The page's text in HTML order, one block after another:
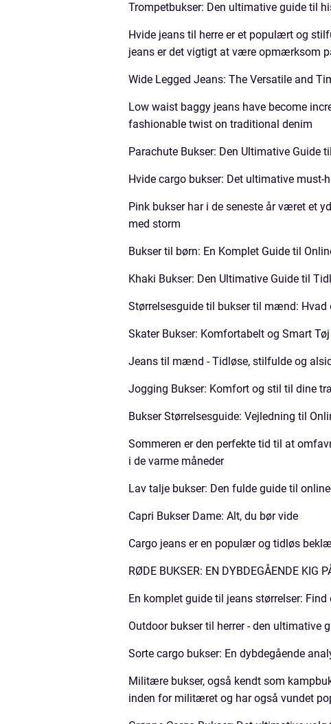
Trompetbukser: Den ultimative guide til
Hvide jeans til herre er et populært og
jeans er det vigtigt at være opmærksom
Wide Legged Jeans: The Versatile and
Low waist baggy jeans have become
fashionable twist on traditional denim
Parachute Bukser: Den Ultimative Guide
Hvide cargo bukser: Det ultimative must-
Pink bukser har i de seneste år været et
med storm
Bukser til børn: En Komplet Guide til
Khaki Bukser: Den Ultimative Guide til
Størrelsesguide til bukser til mænd: Hvad
Skater Bukser: Komfortabelt og Smart
Jeans til mænd - Tidløse, stilfulde og
Jogging Bukser: Komfort og stil til dine
Bukser Størrelsesguide: Vejledning til
Sommeren er den perfekte tid til at
i de varme måneder
Lav talje bukser: Den fulde guide til
Capri Bukser Dame: Alt, du bør vide
Cargo jeans er en populær og tidløs
RØDE BUKSER: EN DYBDEGÅENDE KIG
En komplet guide til jeans størrelser:
Outdoor bukser til herrer - den ultimative
Sorte cargo bukser: En dybdegående
Militære bukser, også kendt som
inden for militæret og har også vundet